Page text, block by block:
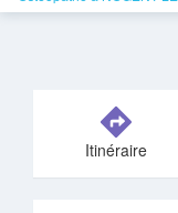
Itinéraire